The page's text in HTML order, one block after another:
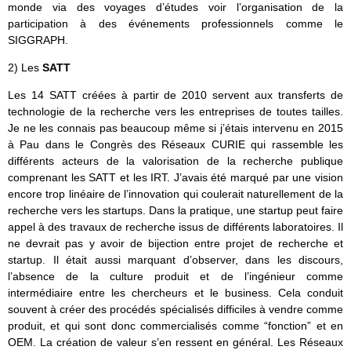
monde via des voyages d’études voir l’organisation de la
participation à des événements professionnels comme le
SIGGRAPH.
2) Les SATT
Les 14 SATT créées à partir de 2010 servent aux transferts de
technologie de la recherche vers les entreprises de toutes tailles.
Je ne les connais pas beaucoup même si j’étais intervenu en 2015
à Pau dans le Congrès des Réseaux CURIE qui rassemble les
différents acteurs de la valorisation de la recherche publique
comprenant les SATT et les IRT. J’avais été marqué par une vision
encore trop linéaire de l’innovation qui coulerait naturellement de la
recherche vers les startups. Dans la pratique, une startup peut faire
appel à des travaux de recherche issus de différents laboratoires. Il
ne devrait pas y avoir de bijection entre projet de recherche et
startup. Il était aussi marquant d’observer, dans les discours,
l’absence de la culture produit et de l’ingénieur comme
intermédiaire entre les chercheurs et le business. Cela conduit
souvent à créer des procédés spécialisés difficiles à vendre comme
produit, et qui sont donc commercialisés comme “fonction” et en
OEM. La création de valeur s’en ressent en général. Les Réseaux